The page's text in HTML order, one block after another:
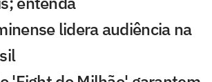
lidera audiência na